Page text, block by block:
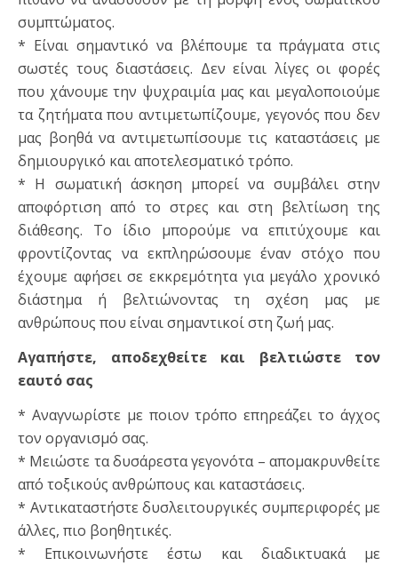
συμπτώματος.
* Είναι σημαντικό να βλέπουμε τα πράγματα στις
σωστές τους διαστάσεις. Δεν είναι λίγες οι φορές
που χάνουμε την ψυχραιμία μας και μεγαλοποιούμε
τα ζητήματα που αντιμετωπίζουμε, γεγονός που δεν
μας βοηθά να αντιμετωπίσουμε τις καταστάσεις με
δημιουργικό και αποτελεσματικό τρόπο.
* Η σωματική άσκηση μπορεί να συμβάλει στην
αποφόρτιση από το στρες και στη βελτίωση της
διάθεσης. Το ίδιο μπορούμε να επιτύχουμε και
φροντίζοντας να εκπληρώσουμε έναν στόχο που
έχουμε αφήσει σε εκκρεμότητα για μεγάλο χρονικό
διάστημα ή βελτιώνοντας τη σχέση μας με
ανθρώπους που είναι σημαντικοί στη ζωή μας.
Αγαπήστε, αποδεχθείτε και βελτιώστε τον
εαυτό σας
* Αναγνωρίστε με ποιον τρόπο επηρεάζει το άγχος
τον οργανισμό σας.
* Μειώστε τα δυσάρεστα γεγονότα – απομακρυνθείτε
από τοξικούς ανθρώπους και καταστάσεις.
* Αντικαταστήστε δυσλειτουργικές συμπεριφορές με
άλλες, πιο βοηθητικές.
* Επικοινωνήστε έστω και διαδικτυακά με